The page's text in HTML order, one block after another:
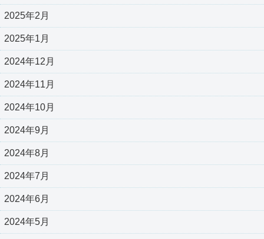
2025年2月
2025年1月
2024年12月
2024年11月
2024年10月
2024年9月
2024年8月
2024年7月
2024年6月
2024年5月